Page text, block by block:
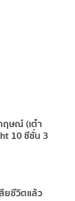
ฤษณ์ (เต๋า
10 ซีซั่น 3
ยชีวิตแล้ว